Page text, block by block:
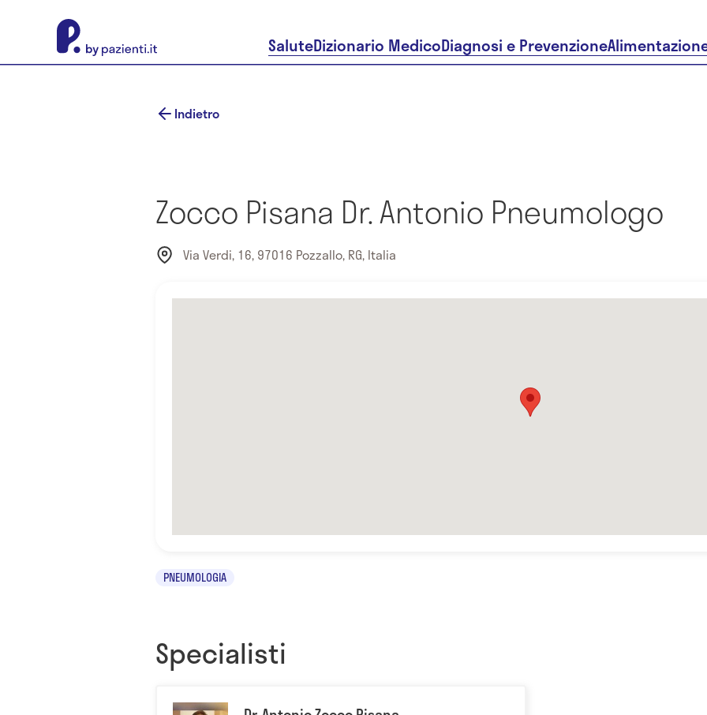
SaluteDizionario MedicoDiagnosi e Prevenzione
Indietro
Zocco Pisana Dr. Antonio Pneumologo
Via Verdi, 16, 97016 Pozzallo, RG, Italia
PNEUMOLOGIA
Specialisti